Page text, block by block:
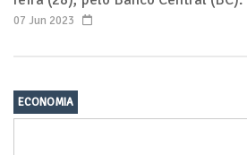
07 Jun 2023
ECONOMIA